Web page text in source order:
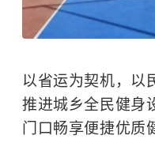
以省运为契机，以
推进城乡全民健身
门口畅享便捷优质